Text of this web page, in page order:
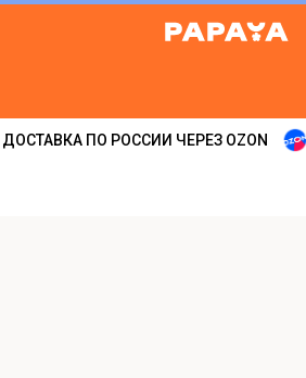
ДОСТАВКА ПО РОССИИ ЧЕРЕЗ OZON